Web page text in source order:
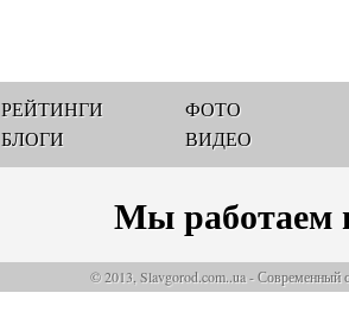
РЕЙТИНГИ
БЛОГИ
ФОТО
ВИДЕО
Мы работаем
© 2013, Slavgorod.com..ua - Современный